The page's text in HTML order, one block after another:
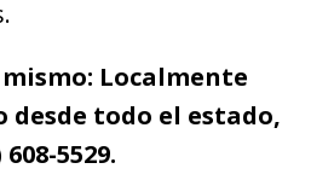
Localmente
desde todo el estado,
5529.